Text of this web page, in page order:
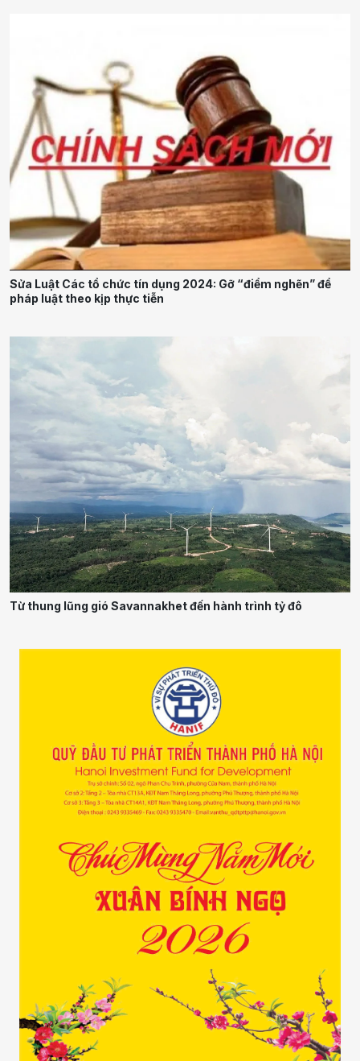
Sửa Luật Các tổ chức tín dụng 2024: Gỡ “điểm nghẽn” để
pháp luật theo kịp thực tiễn
Từ thung lũng gió Savannakhet đến hành trình tỷ đô